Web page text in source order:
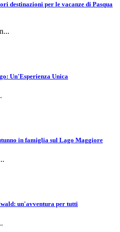
destinazioni per le vacanze di Pasqua
Un'Esperienza Unica
in famiglia sul Lago Maggiore
un'avventura per tutti